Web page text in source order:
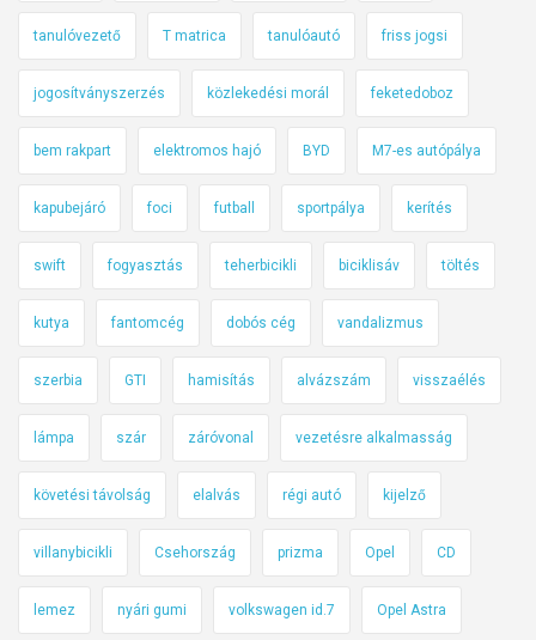
tanulóvezető T matrica tanulóautó friss jogsi
jogosítványszerzés közlekedési morál feketedoboz
bem rakpart elektromos hajó BYD M7-es autópálya
kapubejáró foci futball sportpálya kerítés
swift fogyasztás teherbicikli biciklisáv töltés
kutya fantomcég dobós cég vandalizmus
szerbia GTI hamisítás alvázszám visszaélés
lámpa szár záróvonal vezetésre alkalmasság
követési távolság elalvás régi autó kijelző
villanybicikli Csehország prizma Opel CD
lemez nyári gumi volkswagen id.7 Opel Astra